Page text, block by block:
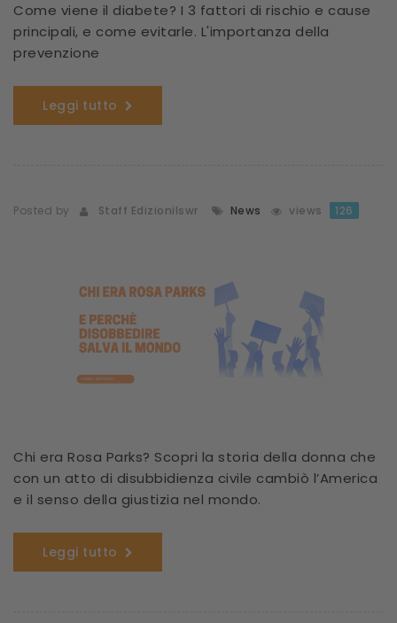
Come viene il diabete? I 3 fattori di rischio e cause
principali, e come evitarle. L'importanza della
prevenzione
Leggi tutto
Posted by Staff Edizionilswr News views 126
Chi era Rosa Parks? Scopri la storia della donna che
con un atto di disubbidienza civile cambiò l’America
e il senso della giustizia nel mondo.
Leggi tutto